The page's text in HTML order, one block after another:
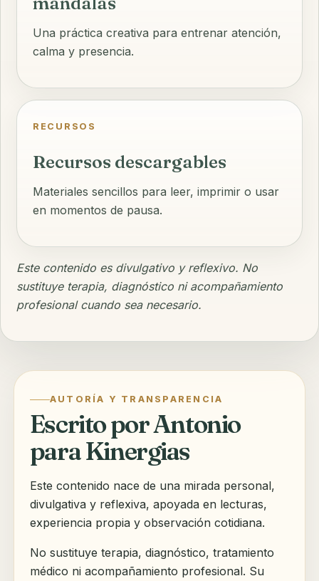
Una práctica creativa para entrenar atención,
calma y presencia.
RECURSOS
Recursos descargables
Materiales sencillos para leer, imprimir o usar
en momentos de pausa.
Este contenido es divulgativo y reflexivo. No
sustituye terapia, diagnóstico ni acompañamiento
profesional cuando sea necesario.
AUTORÍA Y TRANSPARENCIA
Escrito por Antonio
para Kinergias
Este contenido nace de una mirada personal,
divulgativa y reflexiva, apoyada en lecturas,
experiencia propia y observación cotidiana.
No sustituye terapia, diagnóstico, tratamiento
médico ni acompañamiento profesional. Su